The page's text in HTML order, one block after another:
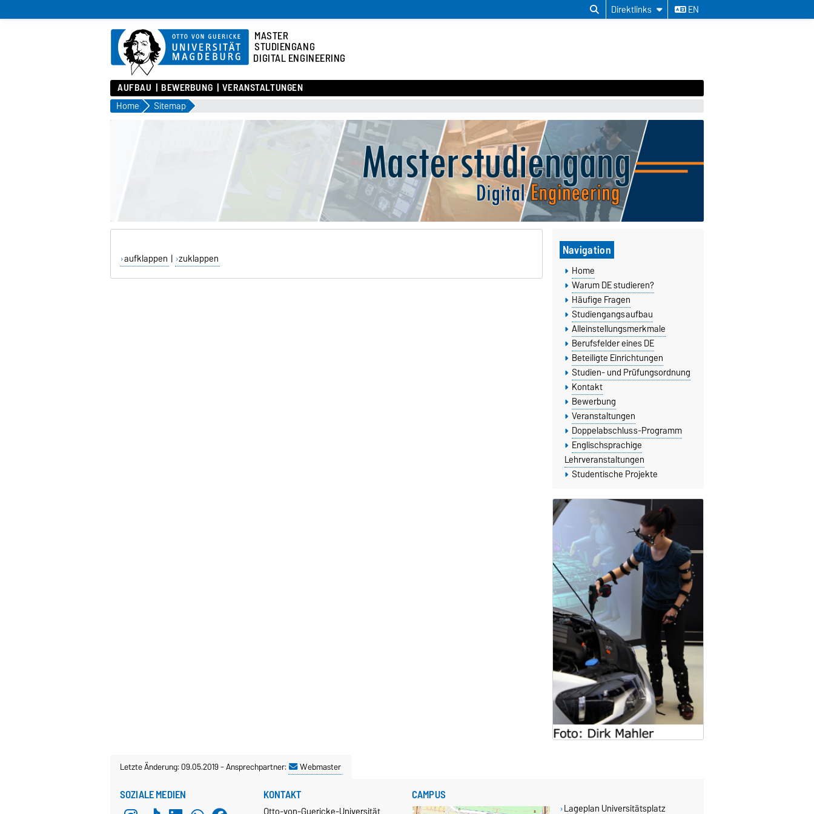
Direktlinks EN
MASTER
STUDIENGANG
DIGITAL ENGINEERING
AUFBAU BEWERBUNG VERANSTALTUNGEN
Home Sitemap
aufklappen | zuklappen Navigation
Home
Warum DE studieren?
Häufige Fragen
Studiengangsaufbau
Alleinstellungsmerkmale
Berufsfelder eines DE
Beteiligte Einrichtungen
Studien- und Prüfungsordnung
Kontakt
Bewerbung
Veranstaltungen
Doppelabschluss-Programm
Englischsprachige
Lehrveranstaltungen
Studentische Projekte
Letzte Änderung: 09.05.2019-Ansprechpartner: Webmaster
SOZIALE MEDIEN KONTAKT CAMPUS
Lageplan Universitätsplatz